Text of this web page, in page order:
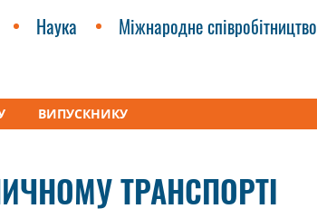
Наука Міжнародне співробітництво
ВИПУСКНИКУ
на залізничному транспорті
ТРАНСПОРТІ